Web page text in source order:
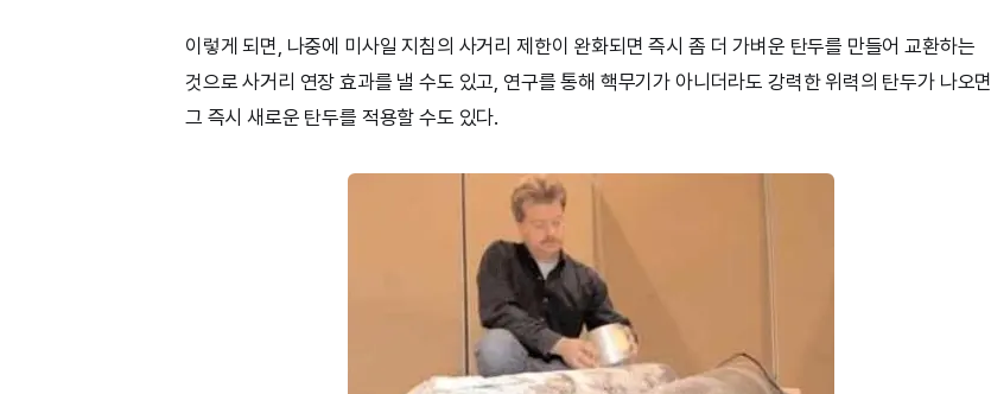
이렇게 되면, 나중에 미사일 지침의 사거리 제한이 완화되면 즉시 좀 더 가벼운 탄두를 만들어 교환하는
것으로 사거리 연장 효과를 낼 수도 있고, 연구를 통해 핵무기가 아니더라도 강력한 위력의 탄두가 나오면
그 즉시 새로운 탄두를 적용할 수도 있다.